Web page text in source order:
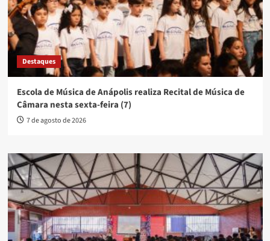
Destaques
Escola de Música de Anápolis realiza Recital de Música de
Câmara nesta sexta-feira (7)
7 de agosto de 2026